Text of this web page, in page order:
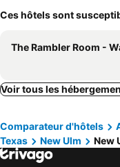
Ces hôtels sont
The Rambler Room -
Voir tous les
Comparateur d'hôtels
Texas
New Ulm New